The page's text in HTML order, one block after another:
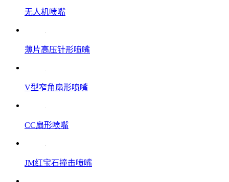
无人机喷嘴
薄片高压针形喷嘴
V型窄角扇形喷嘴
CC扇形喷嘴
JM红宝石撞击喷嘴